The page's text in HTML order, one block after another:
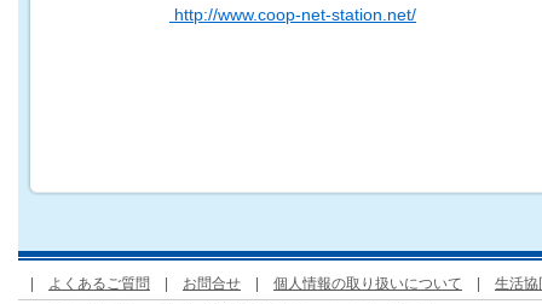
http://www.coop-net-station.net/
よくあるご質問 お問合せ 個人情報の取り扱いについて 生活協